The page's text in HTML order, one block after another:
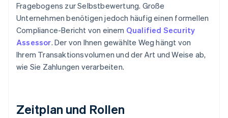
Fragebogens zur Selbstbewertung. Große
Unternehmen benötigen jedoch häufig einen formellen
Compliance-Bericht von einem Qualified Security
Assessor. Der von Ihnen gewählte Weg hängt von
Ihrem Transaktionsvolumen und der Art und Weise ab,
wie Sie Zahlungen verarbeiten.
Zeitplan und Rollen